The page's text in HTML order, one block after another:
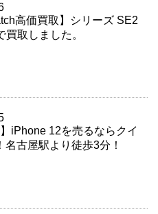
高価買取】シリーズ SE2
買取しました。
】iPhone 12を売るならクイ
名古屋駅より徒歩3分！